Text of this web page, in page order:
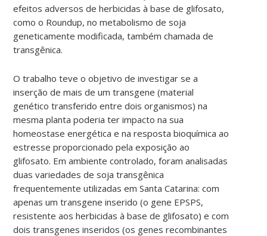
efeitos adversos de herbicidas à base de glifosato,
como o Roundup, no metabolismo de soja
geneticamente modificada, também chamada de
transgênica.
O trabalho teve o objetivo de investigar se a
inserção de mais de um transgene (material
genético transferido entre dois organismos) na
mesma planta poderia ter impacto na sua
homeostase energética e na resposta bioquímica ao
estresse proporcionado pela exposição ao
glifosato. Em ambiente controlado, foram analisadas
duas variedades de soja transgênica
frequentemente utilizadas em Santa Catarina: com
apenas um transgene inserido (o gene EPSPS,
resistente aos herbicidas à base de glifosato) e com
dois transgenes inseridos (os genes recombinantes